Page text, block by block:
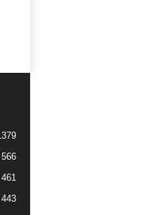
566
461
443